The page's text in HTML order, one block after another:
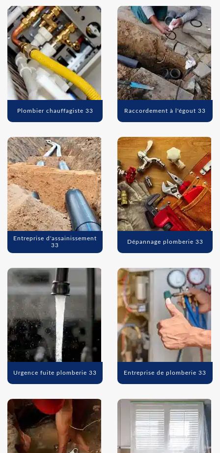
Plombier chauffagiste 33 Raccordement à l'égout 33
Entreprise d'assainissement
33
Dépannage plomberie 33
Urgence fuite plomberie 33 Entreprise de plomberie 33